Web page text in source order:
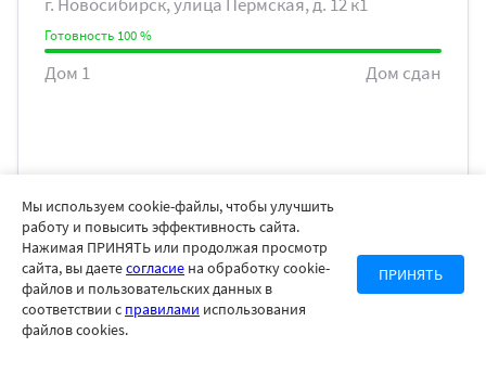
Готовность 100 %
Дом 1 Дом сдан
Мы используем cookie-файлы, чтобы улучшить
работу и повысить эффективность сайта.
Нажимая ПРИНЯТЬ или продолжая просмотр
сайта, вы даетесогласие на обработку cookie-
файлов и пользовательских данных в
соответствии с правилами использования
файлов cookies.
ПРИНЯТЬ